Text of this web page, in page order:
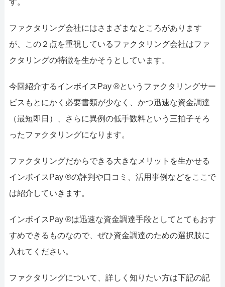
ファクタリングで通りやすい会社はどういう会社
ファクタリング会社にはさまざまなところがあります
が、この２点を重視しているファクタリング会社はファ
クタリングの特徴を生かそうとしています。
今回紹介するインボイスPay ®というファクタリングサー
ビスもとにかく必要書類が少なく、かつ迅速な資金調達
（最短即日）、さらに異例の低手数料という三拍子そろ
ったファクタリングになります。
ファクタリングだからできる大きなメリットを生かせる
インボイスPay ®の評判や口コミ、活用事例などをここで
は紹介していきます。
インボイスPay ®は迅速な資金調達手段としてとてもおす
すめできるものなので、ぜひ資金調達のための選択肢に
入れてください。
ファクタリングについて、詳しく知りたい方は下記の記